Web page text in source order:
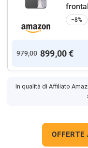
−8%
979,00 899,00 €
In qualità di Affiliato